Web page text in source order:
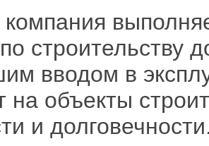
строительству
вводом в
на объекты
и